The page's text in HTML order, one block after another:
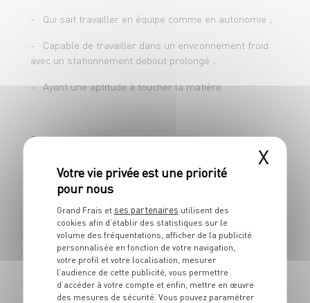
- Qui sait travailler en équipe comme en autonomie ;
- Capable de travailler dans un environnement froid
avec un stationnement debout prolongé ;
- Ayant une aptitude à toucher la matière.
Pour postuler en apprentissage, il faut avoir entre 16
ans révolus ou avoir terminé sa classe de 3ème, et
moins de 30 ans.
Concernant l'inscription au CFA, vous devrez faire les
démarches d'inscription directement auprès du CFA.
Attention ! Certains CFA demandent des dossiers de
pré-inscription ! Rapprochez-vous de ces derniers.
N'hésitez pas à vous rendre au sein de nos rayons
pour découvrir notre univers.
X
Grand Frais et ses partenaires utilisent des
cookies afin d’établir des statistiques sur le
volume des fréquentations, afficher de la publicité
personnalisée en fonction de votre navigation,
votre profil et votre localisation, mesurer
l’audience de cette publicité, vous permettre
d’accéder à votre compte et enfin, mettre en œuvre
des mesures de sécurité. Vous pouvez paramétrer